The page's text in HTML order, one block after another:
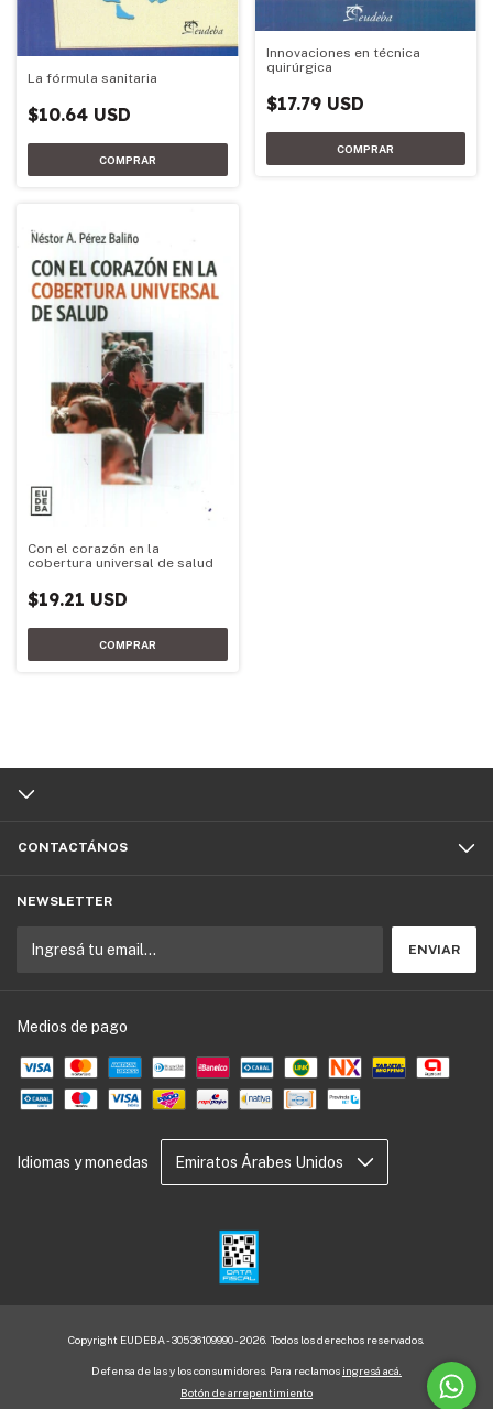
La fórmula sanitaria
$10.64 USD
Innovaciones en técnica
quirúrgica
$17.79 USD
Con el corazón en la
cobertura universal de salud
$19.21 USD
CONTACTÁNOS
NEWSLETTER
Medios de pago
Idiomas y monedas
Copyright EUDEBA - 30536109990 - 2026. Todos los derechos reservados.
Defensa de las y los consumidores. Para reclamos ingresá acá.
Botón de arrepentimiento